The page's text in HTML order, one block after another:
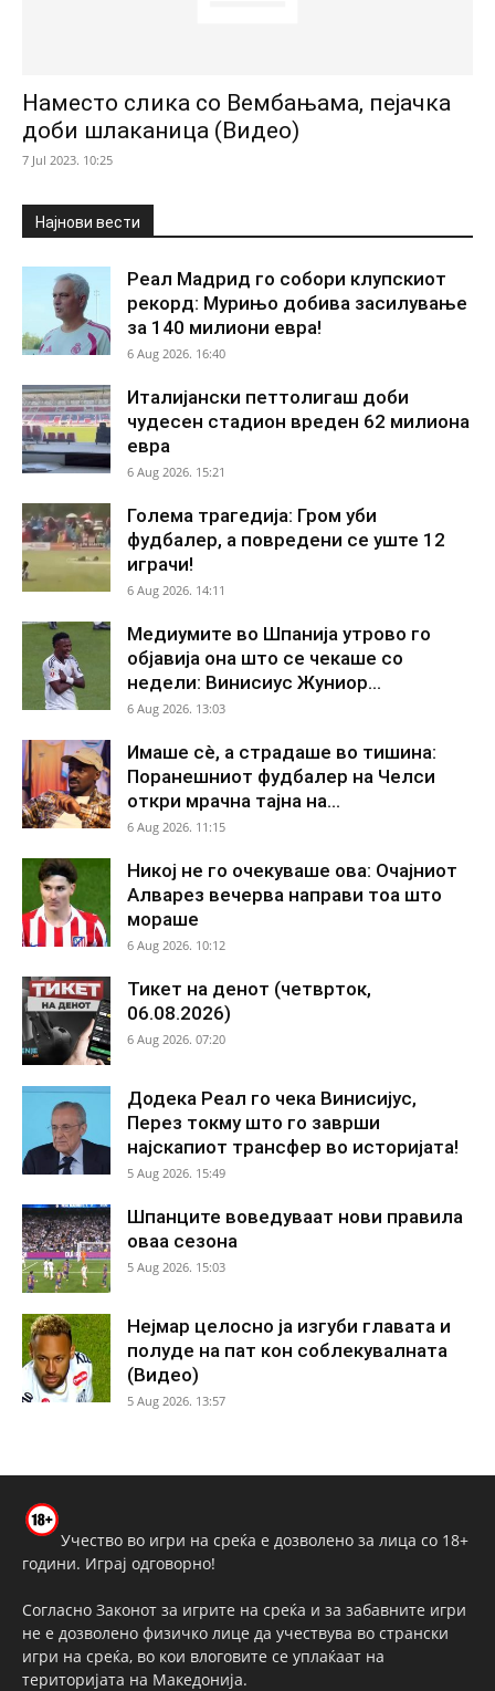
Наместо слика со Вембањама, пејачка
доби шлаканица (Видео)
7 Jul 2023. 10:25
Најнови вести
Реал Мадрид го собори клупскиот
рекорд: Мурињо добива засилување
за 140 милиони евра!
6 Aug 2026. 16:40
Италијански петтолигаш доби
чудесен стадион вреден 62 милиона
евра
6 Aug 2026. 15:21
Голема трагедија: Гром уби
фудбалер, а повредени се уште 12
играчи!
6 Aug 2026. 14:11
Медиумите во Шпанија утрово го
објавија она што се чекаше со
недели: Винисиус Жуниор...
6 Aug 2026. 13:03
Имаше сè, а страдаше во тишина:
Поранешниот фудбалер на Челси
откри мрачна тајна на...
6 Aug 2026. 11:15
Никој не го очекуваше ова: Очајниот
Алварез вечерва направи тоа што
мораше
6 Aug 2026. 10:12
Тикет на денот (четврток,
06.08.2026)
6 Aug 2026. 07:20
Додека Реал го чека Винисијус,
Перез токму што го заврши
најскапиот трансфер во историјата!
5 Aug 2026. 15:49
Шпанците воведуваат нови правила
оваа сезона
5 Aug 2026. 15:03
Нејмар целосно ја изгуби главата и
полуде на пат кон соблекувалната
(Видео)
5 Aug 2026. 13:57
Учество во игри на среќа е дозволено за лица со 18+
години. Играј одговорно!
Согласно Законот за игрите на среќа и за забавните игри
не е дозволено физичко лице да учествува во странски
игри на среќа, во кои влоговите се уплаќаат на
територијата на Македонија.